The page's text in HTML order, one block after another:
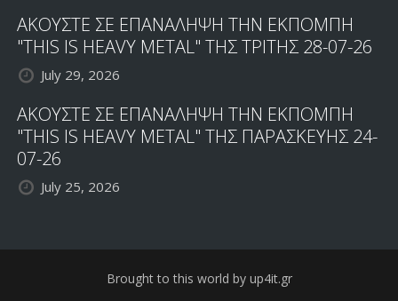
ΑΚΟΥΣΤΕ ΣΕ ΕΠΑΝΑΛΗΨΗ ΤΗΝ ΕΚΠΟΜΠΗ
"THIS IS HEAVY METAL" ΤΗΣ ΤΡΙΤΗΣ 28-07-26
July 29, 2026
ΑΚΟΥΣΤΕ ΣΕ ΕΠΑΝΑΛΗΨΗ ΤΗΝ ΕΚΠΟΜΠΗ
"THIS IS HEAVY METAL" ΤΗΣ ΠΑΡΑΣΚΕΥΗΣ 24-
07-26
July 25, 2026
Brought to this world by up4it.gr